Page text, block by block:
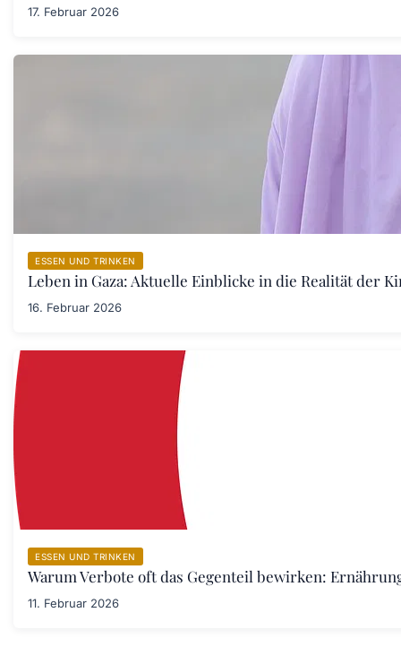
17. Februar 2026
ESSEN UND TRINKEN
Leben in Gaza: Aktuelle Einblicke in die Realität der
16. Februar 2026
ESSEN UND TRINKEN
Warum Verbote oft das Gegenteil bewirken:
11. Februar 2026